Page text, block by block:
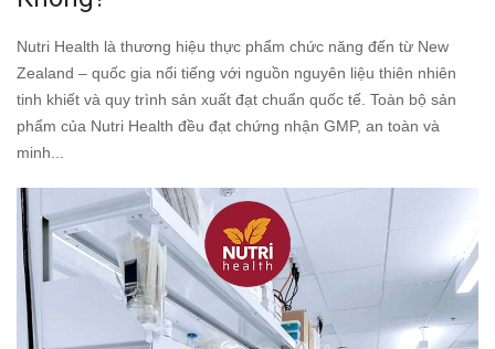
Nutri Health là thương hiệu thực phẩm chức năng đến từ New
Zealand – quốc gia nổi tiếng với nguồn nguyên liệu thiên nhiên
tinh khiết và quy trình sản xuất đạt chuẩn quốc tế. Toàn bộ sản
phẩm của Nutri Health đều đạt chứng nhận GMP, an toàn và
minh...